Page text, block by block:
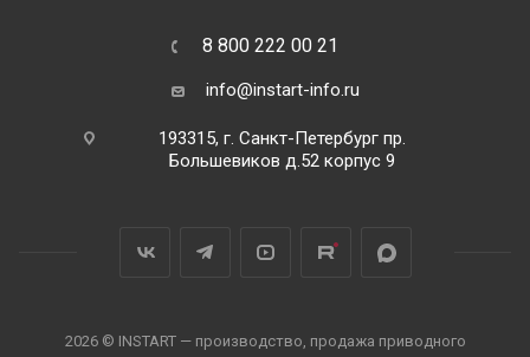
8 800 222 00 21
info@instart-info.ru
193315, г. Санкт-Петербург пр.
Большевиков д.52 корпус 9
2026 © INSTART — производство, продажа приводного